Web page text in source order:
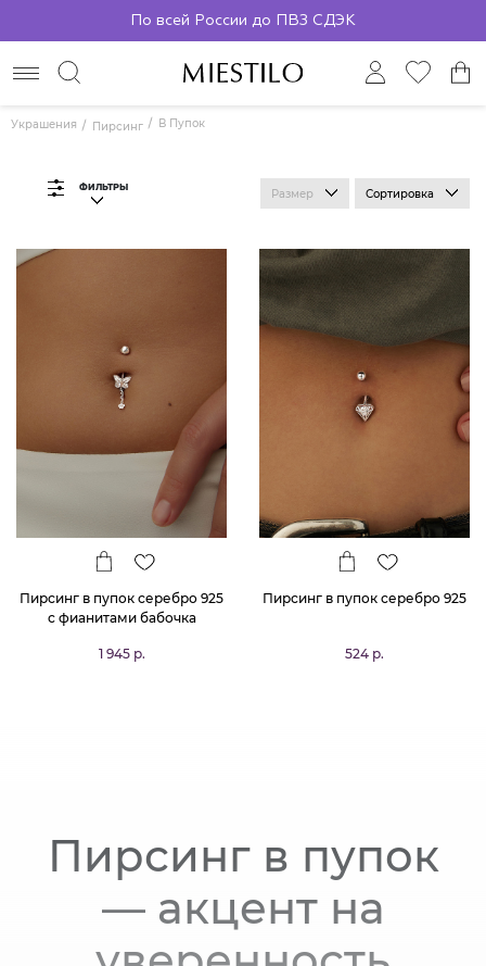
По всей России до ПВЗ СДЭК
Украшения Пирсинг В Пупок
ФИЛЬТРЫ Размер Сортировка
Пирсинг в пупок серебро 925
с фианитами бабочка
1 945 р.
Пирсинг в пупок серебро 925
524 р.
Пирсинг в пупок
— акцент на